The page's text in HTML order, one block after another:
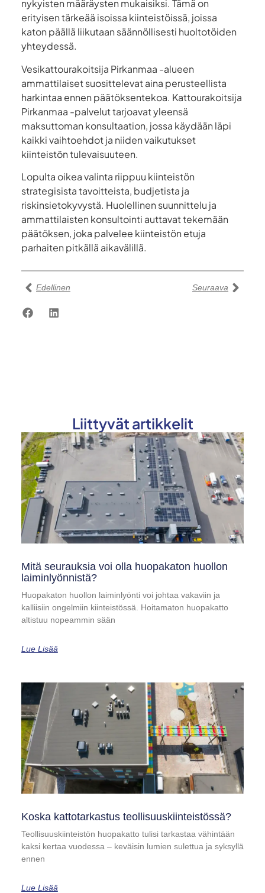
nykyisten määräysten mukaisiksi. Tämä on
erityisen tärkeää isoissa kiinteistöissä, joissa
katon päällä liikutaan säännöllisesti huoltotöiden
yhteydessä.
Vesikattourakoitsija Pirkanmaa -alueen
ammattilaiset suosittelevat aina perusteellista
harkintaa ennen päätöksentekoa. Kattourakoitsija
Pirkanmaa -palvelut tarjoavat yleensä
maksuttoman konsultaation, jossa käydään läpi
kaikki vaihtoehdot ja niiden vaikutukset
kiinteistön tulevaisuuteen.
Lopulta oikea valinta riippuu kiinteistön
strategisista tavoitteista, budjetista ja
riskinsietokyvystä. Huolellinen suunnittelu ja
ammattilaisten konsultointi auttavat tekemään
päätöksen, joka palvelee kiinteistön etuja
parhaiten pitkällä aikavälillä.
Edellinen Seuraava
Liittyvät artikkelit
Mitä seurauksia voi olla huopakaton huollon
laiminlyönnistä?
Huopakaton huollon laiminlyönti voi johtaa vakaviin ja
kalliisiin ongelmiin kiinteistössä. Hoitamaton huopakatto
altistuu nopeammin sään
Lue Lisää
Koska kattotarkastus teollisuuskiinteistössä?
Teollisuuskiinteistön huopakatto tulisi tarkastaa vähintään
kaksi kertaa vuodessa – keväisin lumien sulettua ja syksyllä
ennen
Lue Lisää